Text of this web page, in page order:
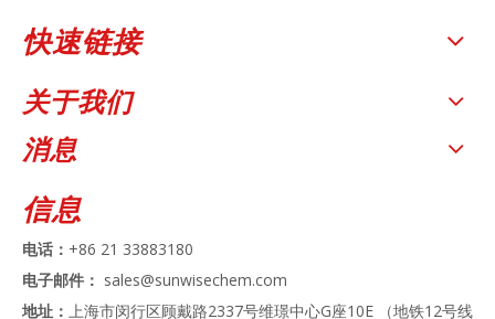
快速链接
关于我们
消息
信息
电话： +86 21 33883180
电子邮件： sales@sunwisechem.com
地址： 上海市闵行区顾戴路2337号维璟中心G座10E （地铁12号线